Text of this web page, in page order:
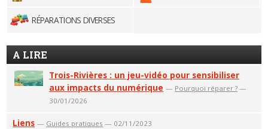
RÉPARATIONS DIVERSES
A LIRE
Trois-Rivières : un jeu-vidéo pour sensibiliser
aux impacts du numérique — Pourquoi réparer ? —
30/01/2026
Liens — Guides pratiques — 02/11/2023